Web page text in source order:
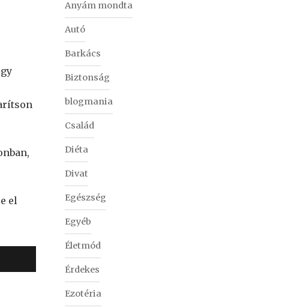
el
Anyám mondta
Autó
Barkács
Biztonság
blogmania
Család
Diéta
Divat
Egészség
Egyéb
Életmód
Érdekes
Ezotéria